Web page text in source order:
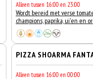
Alleen tussen 16:00 en 23:00
Wordt bereid met verse
champions, paprika, ui'en en
PIZZA SHOARMA
Alleen tussen 16:00 en 00:00